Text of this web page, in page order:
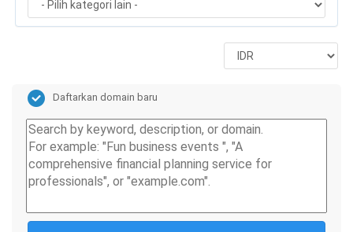
Daftarkan domain baru